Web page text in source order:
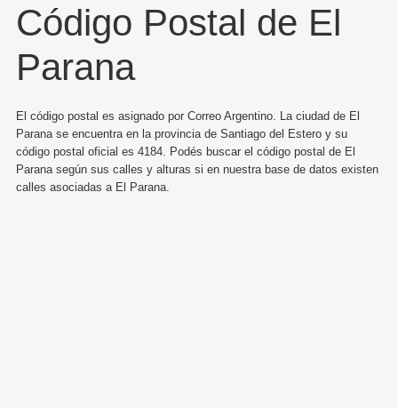
Código Postal de El
Parana
El código postal es asignado por Correo Argentino. La ciudad de El
Parana se encuentra en la provincia de Santiago del Estero y su
código postal oficial es 4184. Podés buscar el código postal de El
Parana según sus calles y alturas si en nuestra base de datos existen
calles asociadas a El Parana.